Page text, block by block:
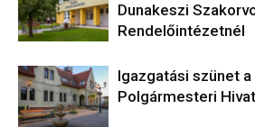
Dunakeszi
Rendelőintézetnél
Igazgatási szünet a
Polgármesteri